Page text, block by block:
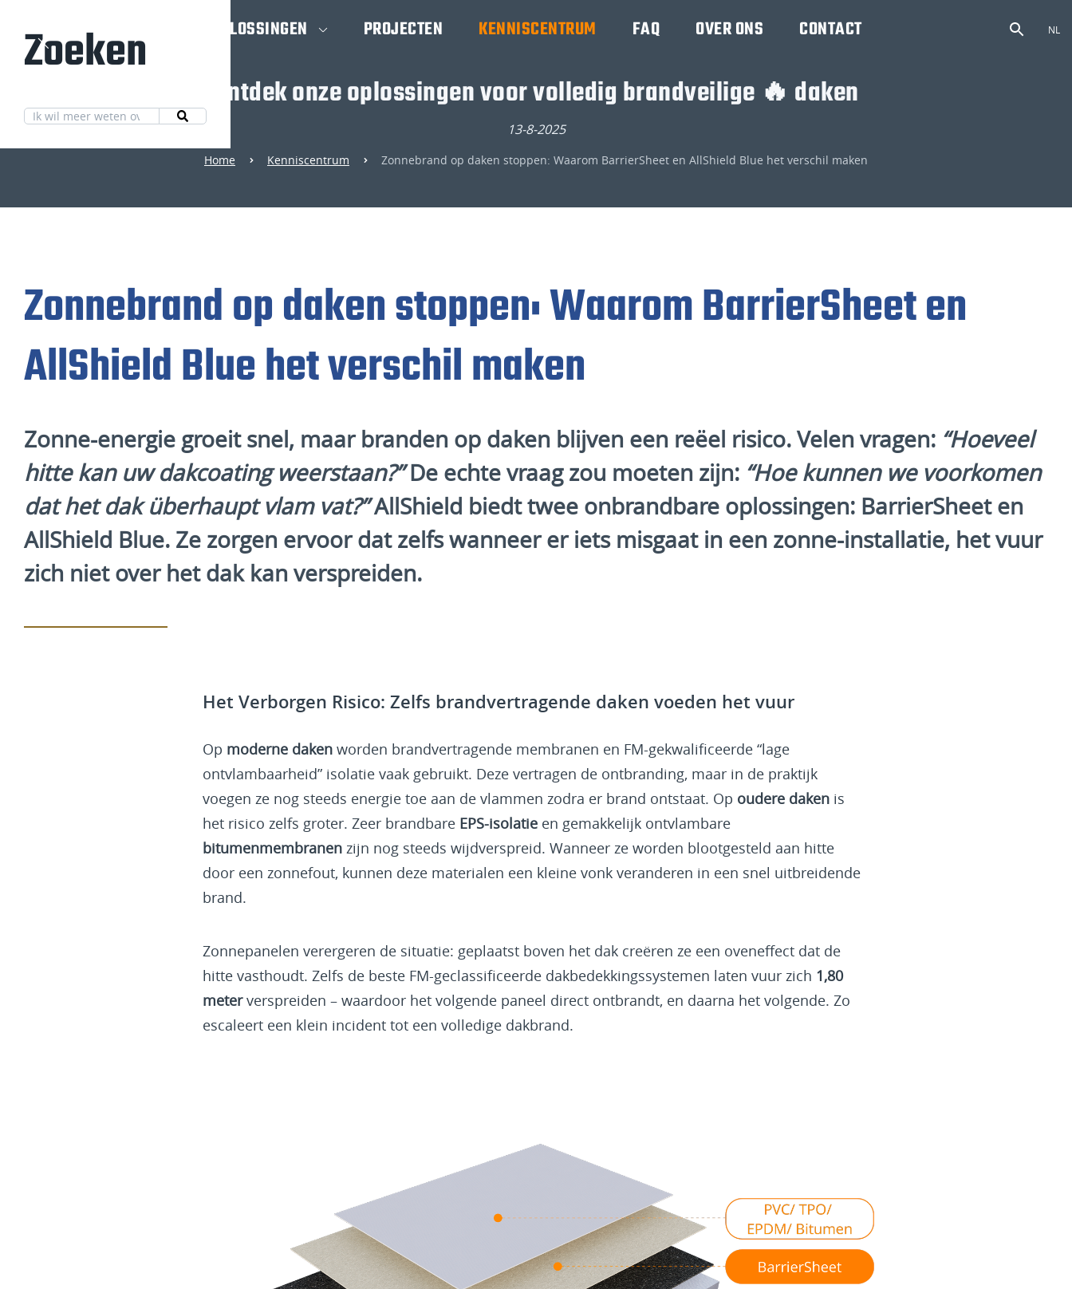
NL
OPLOSSINGEN PROJECTEN KENNISCENTRUM FAQ OVER ONS CONTACT
Zoeken
Ontdek onze oplossingen voor volledig brandveilige 🔥 daken
13-8-2025
Home Kenniscentrum Zonnebrand op daken stoppen: Waarom BarrierSheet en AllShield Blue het verschil maken
Zonnebrand op daken stoppen: Waarom BarrierSheet en
AllShield Blue het verschil maken
Zonne-energie groeit snel, maar branden op daken blijven een reëel risico. Velen vragen: “Hoeveel
hitte kan uw dakcoating weerstaan?”De echte vraag zou moeten zijn: “Hoe kunnen we voorkomen
dat het dak überhaupt vlam vat?”AllShield biedt twee onbrandbare oplossingen: BarrierSheeten
AllShield Blue. Ze zorgen ervoor dat zelfs wanneer er iets misgaat in een zonne-installatie, het vuur
zich niet over het dak kan verspreiden.
Het Verborgen Risico: Zelfs brandvertragende daken voeden het vuur
Op moderne daken worden brandvertragende membranen en FM-gekwalificeerde “lage
ontvlambaarheid” isolatie vaak gebruikt. Deze vertragen de ontbranding, maar in de praktijk
voegen ze nog steeds energie toe aan de vlammen zodra er brand ontstaat. Op oudere daken is
het risico zelfs groter. Zeer brandbare EPS-isolatie en gemakkelijk ontvlambare
bitumenmembranen zijn nog steeds wijdverspreid. Wanneer ze worden blootgesteld aan hitte
door een zonnefout, kunnen deze materialen een kleine vonk veranderen in een snel uitbreidende
brand.
Zonnepanelen verergeren de situatie: geplaatst boven het dak creëren ze een oveneffect dat de
hitte vasthoudt. Zelfs de beste FM-geclassificeerde dakbedekkingssystemen laten vuur zich 1,80
meterverspreiden – waardoor het volgende paneel direct ontbrandt, en daarna het volgende. Zo
escaleert een klein incident tot een volledige dakbrand.